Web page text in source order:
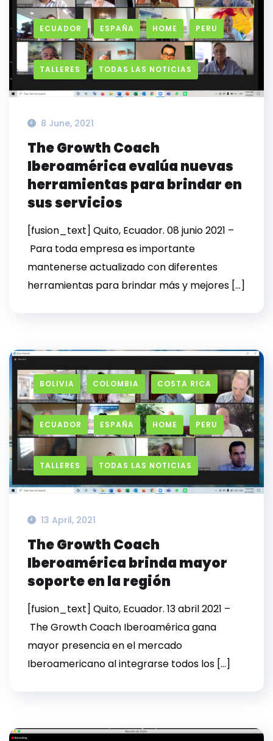
ECUADOR ESPAÑA HOME PERU
TALLERES TODAS LAS NOTICIAS
8 June, 2021
The Growth Coach
Iberoamérica evalúa nuevas
herramientas para brindar en
sus servicios
[fusion_text] Quito, Ecuador. 08 junio 2021 –
Para toda empresa es importante
mantenerse actualizado con diferentes
herramientas para brindar más y mejores […]
BOLIVIA COLOMBIA COSTA RICA
ECUADOR ESPAÑA HOME PERU
TALLERES TODAS LAS NOTICIAS
13 April, 2021
The Growth Coach
Iberoamérica brinda mayor
soporte en la región
[fusion_text] Quito, Ecuador. 13 abril 2021 –
The Growth Coach Iberoamérica gana
mayor presencia en el mercado
Iberoamericano al integrarse todos los […]